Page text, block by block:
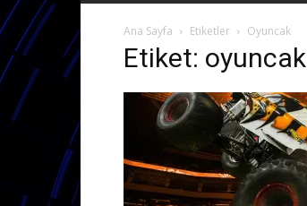
Ana Sayfa Etiketler Oyuncak
Etiket: oyuncak